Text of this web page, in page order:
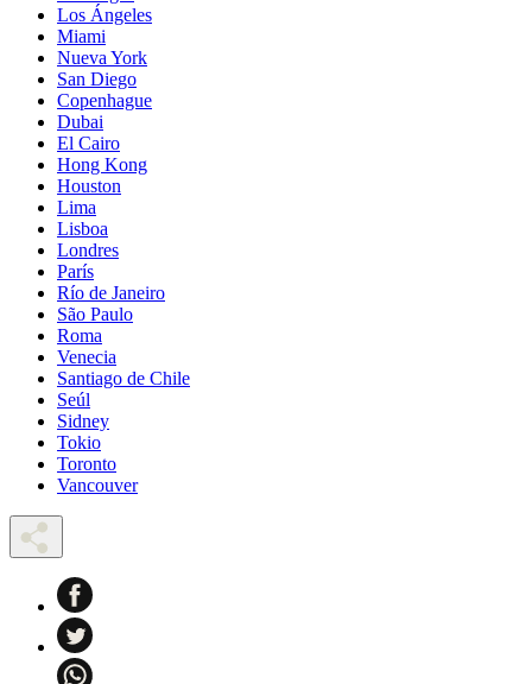
Los Ángeles
Miami
Nueva York
San Diego
Copenhague
Dubai
El Cairo
Hong Kong
Houston
Lima
Lisboa
Londres
París
Río de Janeiro
São Paulo
Roma
Venecia
Santiago de Chile
Seúl
Sidney
Tokio
Toronto
Vancouver